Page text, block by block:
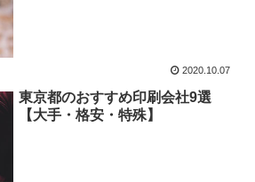
2020.10.07
東京都のおすすめ印刷会社9選
【大手・格安・特殊】